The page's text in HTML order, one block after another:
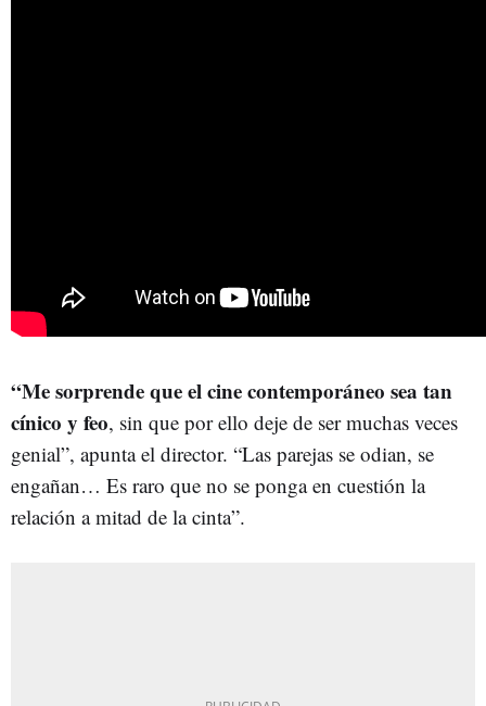
“Me sorprende que el cine contemporáneo sea tan
cínico y feo, sin que por ello deje de ser muchas veces
genial”, apunta el director. “Las parejas se odian, se
engañan… Es raro que no se ponga en cuestión la
relación a mitad de la cinta”.